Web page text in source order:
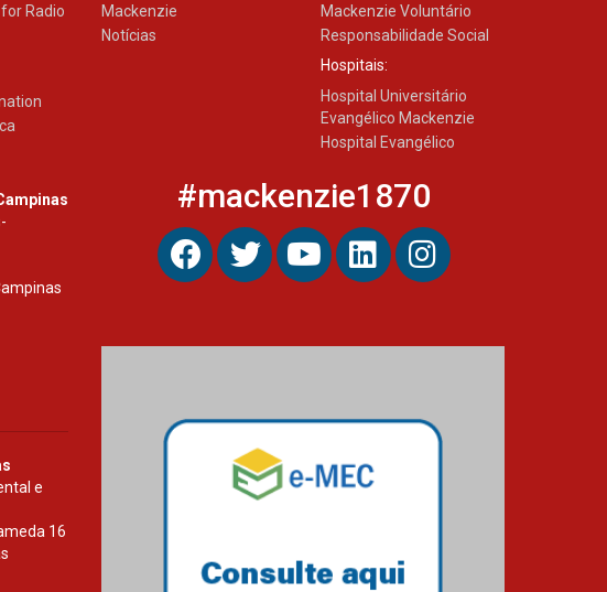
Radio
Mackenzie
Notícias
Mackenzie Voluntário
Responsabilidade Social
Hospitais:
Hospital Universitário
Evangélico Mackenzie
Hospital Evangélico
e
16
#mackenzie1870